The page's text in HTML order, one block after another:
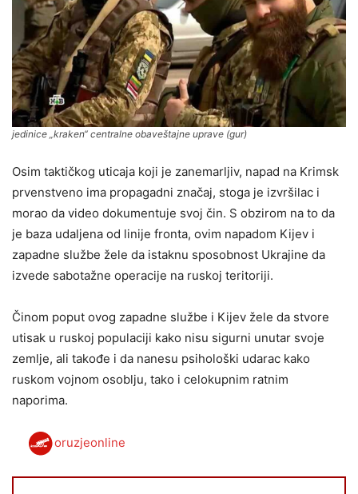
jedinice „kraken“ centralne obaveštajne uprave (gur)
Osim taktičkog uticaja koji je zanemarljiv, napad na Krimsk
prvenstveno ima propagadni značaj, stoga je izvršilac i
morao da video dokumentuje svoj čin. S obzirom na to da
je baza udaljena od linije fronta, ovim napadom Kijev i
zapadne službe žele da istaknu sposobnost Ukrajine da
izvede sabotažne operacije na ruskoj teritoriji.
Činom poput ovog zapadne službe i Kijev žele da stvore
utisak u ruskoj populaciji kako nisu sigurni unutar svoje
zemlje, ali takođe i da nanesu psihološki udarac kako
ruskom vojnom osoblju, tako i celokupnim ratnim
naporima.
oruzjeonline